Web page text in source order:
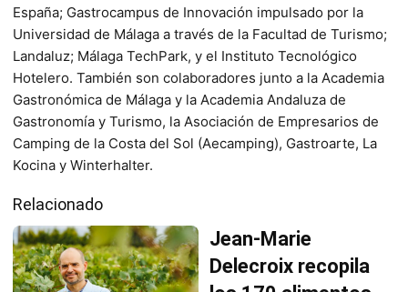
España; Gastrocampus de Innovación impulsado por la
Universidad de Málaga a través de la Facultad de Turismo;
Landaluz; Málaga TechPark, y el Instituto Tecnológico
Hotelero. También son colaboradores junto a la Academia
Gastronómica de Málaga y la Academia Andaluza de
Gastronomía y Turismo, la Asociación de Empresarios de
Camping de la Costa del Sol (Aecamping), Gastroarte, La
Kocina y Winterhalter.
Relacionado
Jean-Marie
Delecroix recopila